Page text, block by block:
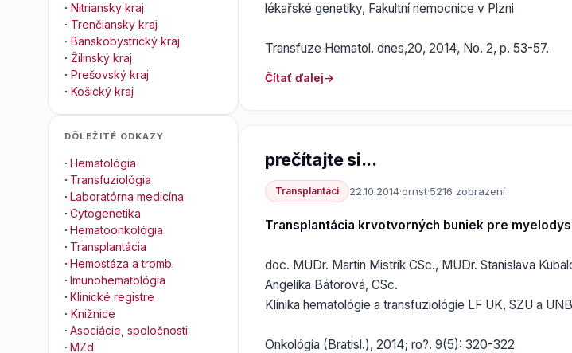
lékařské genetiky, Fakultní nemocnice v Plzni
Transfuze Hematol. dnes,20, 2014, No. 2, p. 53-57.
Čítať ďalej
prečítajte si...
Transplantáci 22.10.2014·ornst·5216 zobrazení
Transplantácia krvotvorných buniek pre
doc. MUDr. Martin Mistrík CSc., MUDr. Stanislava
Angelika Bátorová, CSc.
Klinika hematológie a transfuziológie LF UK, SZU a
Onkológia (Bratisl.), 2014; ro?. 9(5): 320-322
· Nitriansky kraj
· Trenčiansky kraj
· Banskobystrický kraj
· Žilinský kraj
· Prešovský kraj
· Košický kraj
DÔLEŽITÉ ODKAZY
· Hematológia
· Transfuziológia
· Laboratórna medicína
· Cytogenetika
· Hematoonkológia
· Transplantácia
· Hemostáza a tromb.
· Imunohematológia
· Klinické registre
· Knižnice
· Asociácie, spoločnosti
· MZd